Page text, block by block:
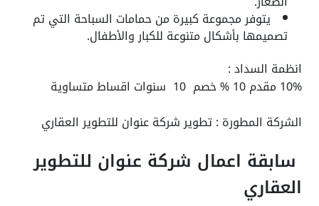
يتوفر مجموعة كبيرة من حمامات السباحة التي تم
تصميمها بأشكال متنوعة للكبار والأطفال.
انظمة السداد :
10% مقدم 10 % خصم 10 سنوات اقساط متساوية
الشركة المطورة :تطوير شركة عنوان للتطوير العقاري
سابقة اعمال شركة عنوان للتطوير
العقاري